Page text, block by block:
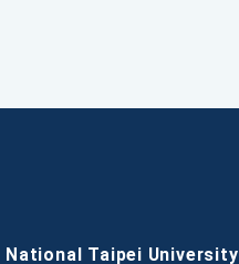
Taipei University